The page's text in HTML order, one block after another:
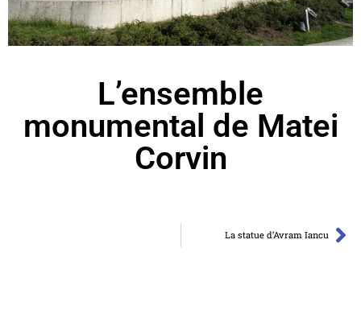
L’ensemble
monumental de Matei
Corvin
La statue d’Avram Iancu